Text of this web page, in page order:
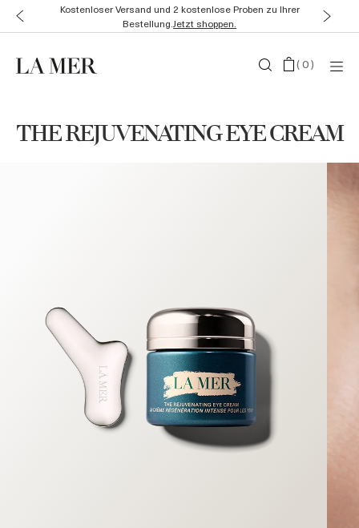
Kostenloser Versand und 2 kostenlose Proben zu Ihrer
Bestellung.Jetzt shoppen.
(0)
THE REJUVENATING EYE CREAM